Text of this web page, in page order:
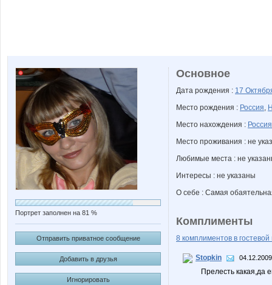
Портрет заполнен на 81 %
Отправить приватное сообщение
Добавить в друзья
Игнорировать
Основное
Дата рождения : 17
Место рождения : Россия,
Место нахождения : Россия
Место проживания : не
Любимые места : не
Интересы : не указаны
О себе : Самая
Комплименты
8 комплиментов в гостевой
Stopkin
Прелесть какая,да